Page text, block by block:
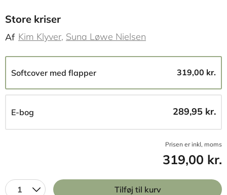
Store kriser
Af Kim Klyver Suna Løwe Nielsen
Softcover med flapper 319,00 kr.
E-bog 289,95 kr.
Prisen er inkl, moms
319,00 kr.
1 Tilføj til kurv